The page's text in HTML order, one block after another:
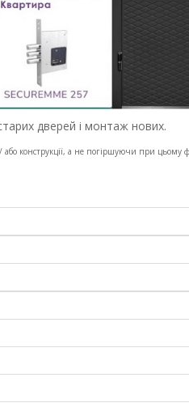
дверей і монтаж нових.
конструкції, а не погіршуючи при цьому